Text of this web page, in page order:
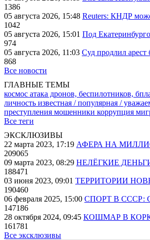
1386
05 августа 2026, 15:48 Reuters: КНДР
1042
05 августа 2026, 15:01 Под
974
05 августа 2026, 11:03 Суд продлил
868
Все новости
ГЛАВНЫЕ ТЕМЫ
космос атака дронов, беспилотников,
личность известная / популярная /
преступления мошенники коррупция
Все теги
ЭКСКЛЮЗИВЫ
22 марта 2023, 17:19 АФЕРА НА
209065
09 марта 2023, 08:29 НЕЛЁГКИЕ
188471
03 июня 2023, 09:01 ТЕРРИТОРИИ
190460
06 февраля 2025, 15:00 СПОРТ В СССР:
147186
28 октября 2024, 09:45 КОШМАР В
161781
Все эксклюзивы